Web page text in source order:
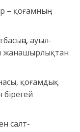
– қоғамның
ауыл-
жанашырлықтан
қоғамдық
салт-